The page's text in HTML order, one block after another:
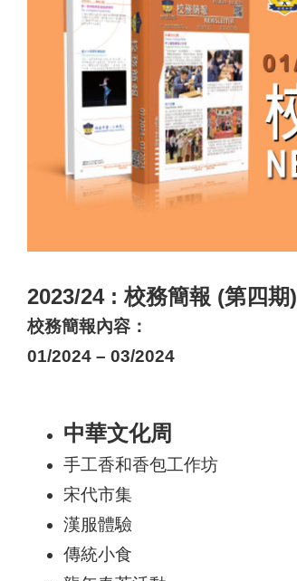
2023/24 : 校務簡報 (第四期)
校務簡報內容：
01/2024 – 03/2024
中華文化周
手工香和香包工作坊
宋代市集
漢服體驗
傳統小食